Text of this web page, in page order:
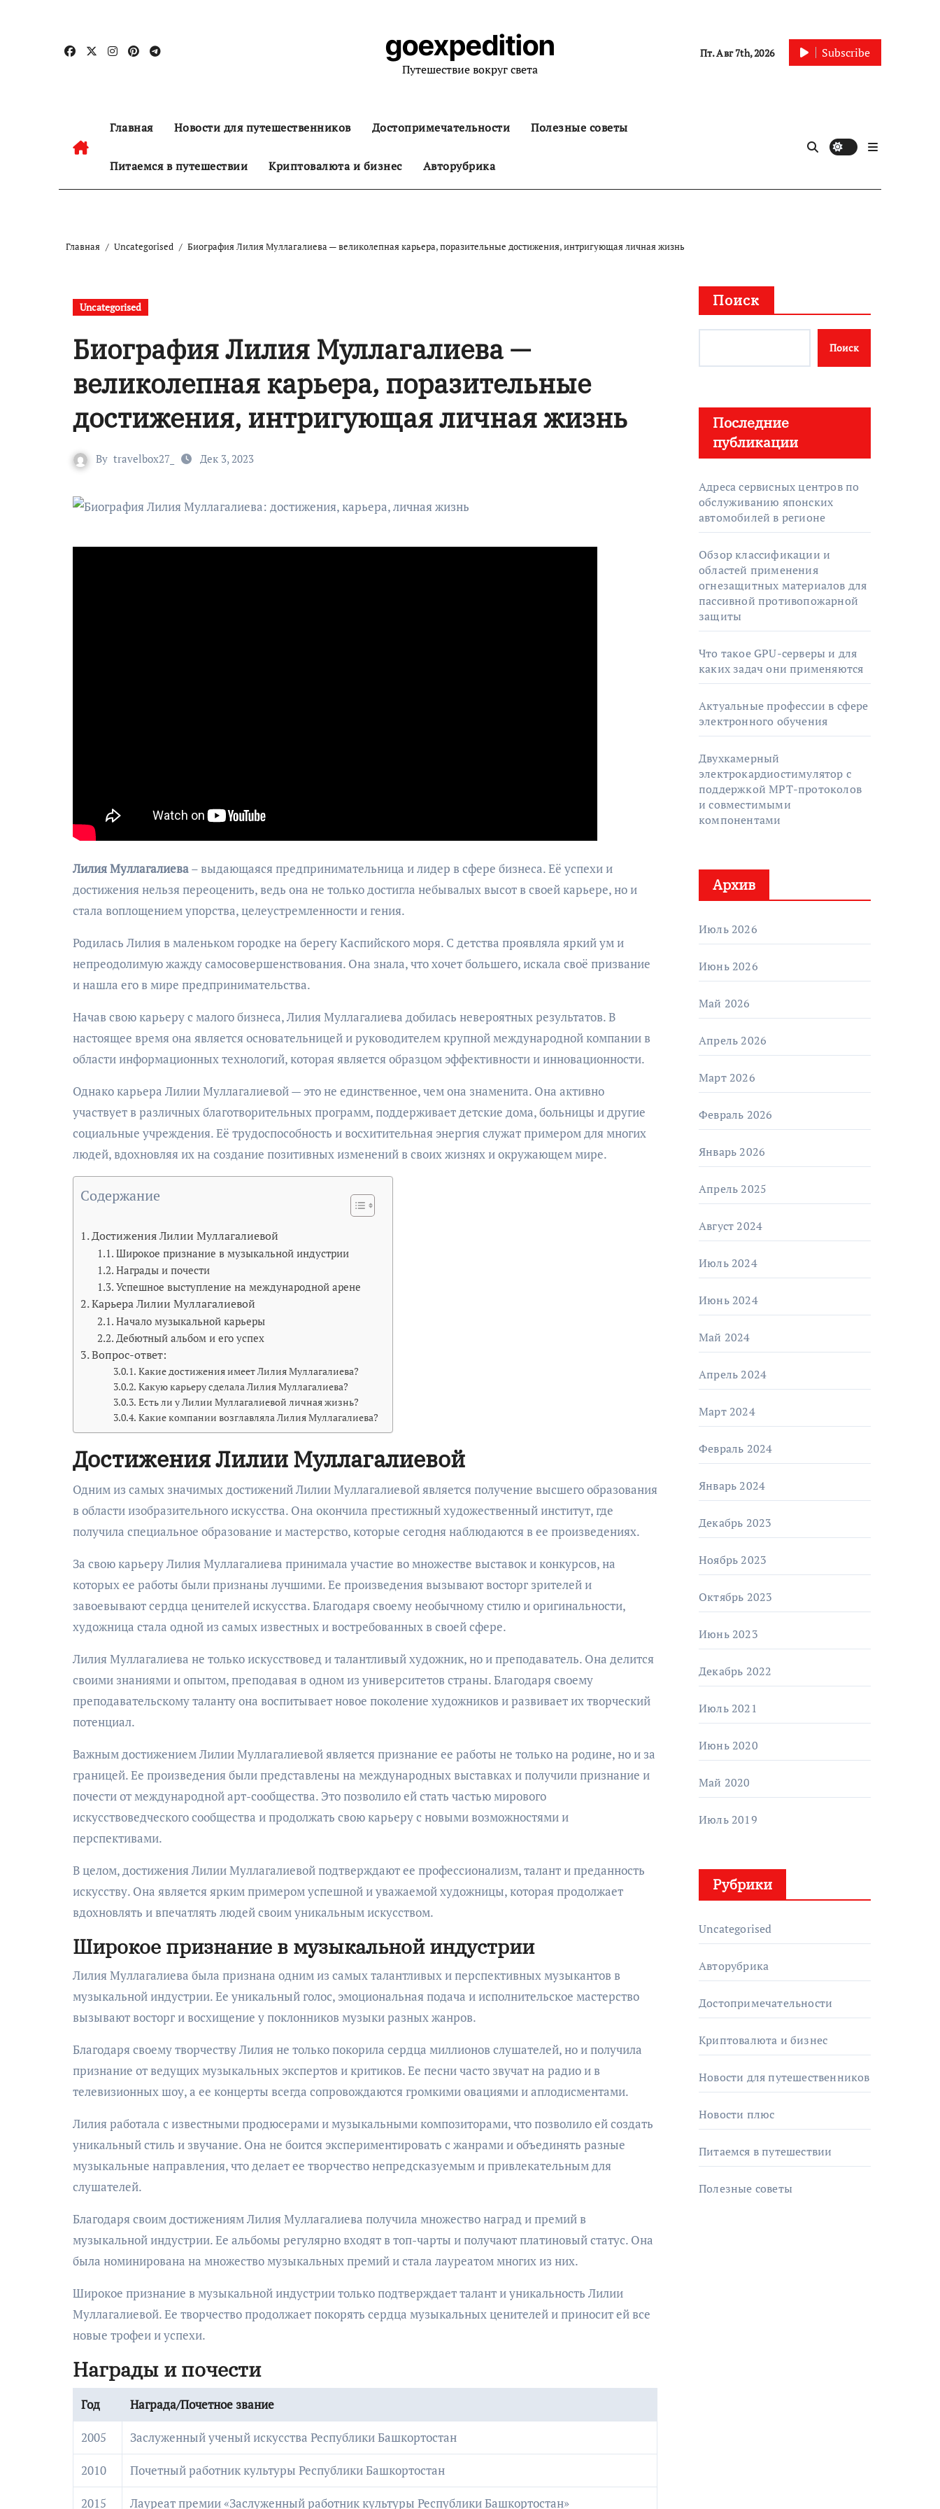
содержанию
goexpedition
Путешествие вокруг света
Пт. Авг 7th, 2026 Subscribe
Главная Новости для путешественников Достопримечательности Полезные советы
Питаемся в путешествии Криптовалюта и бизнес Авторубрика
Главная Uncategorised Биография Лилия Муллагалиева — великолепная карьера, поразительные достижения, интригующая личная жизнь
Uncategorised
Биография Лилия Муллагалиева —
великолепная карьера, поразительные
достижения, интригующая личная жизнь
By travelbox27_ Дек 3, 2023
Лилия Муллагалиева– выдающаяся предпринимательница и лидер в сфере бизнеса. Её успехи и
достижения нельзя переоценить, ведь она не только достигла небывалых высот в своей карьере, но и
стала воплощением упорства, целеустремленности и гения.
Родилась Лилия в маленьком городке на берегу Каспийского моря. С детства проявляла яркий ум и
непреодолимую жажду самосовершенствования. Она знала, что хочет большего, искала своё призвание
и нашла его в мире предпринимательства.
Начав свою карьеру с малого бизнеса, Лилия Муллагалиева добилась невероятных результатов. В
настоящее время она является основательницей и руководителем крупной международной компании в
области информационных технологий, которая является образцом эффективности и инновационности.
Однако карьера Лилии Муллагалиевой — это не единственное, чем она знаменита. Она активно
участвует в различных благотворительных программ, поддерживает детские дома, больницы и другие
социальные учреждения. Её трудоспособность и восхитительная энергия служат примером для многих
людей, вдохновляя их на создание позитивных изменений в своих жизнях и окружающем мире.
Содержание
Достижения Лилии Муллагалиевой
Широкое признание в музыкальной индустрии
Награды и почести
Успешное выступление на международной арене
Карьера Лилии Муллагалиевой
Начало музыкальной карьеры
Дебютный альбом и его успех
Вопрос-ответ:
Какие достижения имеет Лилия Муллагалиева?
Какую карьеру сделала Лилия Муллагалиева?
Есть ли у Лилии Муллагалиевой личная жизнь?
Какие компании возглавляла Лилия Муллагалиева?
Достижения Лилии Муллагалиевой
Одним из самых значимых достижений Лилии Муллагалиевой является получение высшего образования
в области изобразительного искусства. Она окончила престижный художественный институт, где
получила специальное образование и мастерство, которые сегодня наблюдаются в ее произведениях.
За свою карьеру Лилия Муллагалиева принимала участие во множестве выставок и конкурсов, на
которых ее работы были признаны лучшими. Ее произведения вызывают восторг зрителей и
завоевывают сердца ценителей искусства. Благодаря своему необычному стилю и оригинальности,
художница стала одной из самых известных и востребованных в своей сфере.
Лилия Муллагалиева не только искусствовед и талантливый художник, но и преподаватель. Она делится
своими знаниями и опытом, преподавая в одном из университетов страны. Благодаря своему
преподавательскому таланту она воспитывает новое поколение художников и развивает их творческий
потенциал.
Важным достижением Лилии Муллагалиевой является признание ее работы не только на родине, но и за
границей. Ее произведения были представлены на международных выставках и получили признание и
почести от международной арт-сообщества. Это позволило ей стать частью мирового
искусствоведческого сообщества и продолжать свою карьеру с новыми возможностями и
перспективами.
В целом, достижения Лилии Муллагалиевой подтверждают ее профессионализм, талант и преданность
искусству. Она является ярким примером успешной и уважаемой художницы, которая продолжает
вдохновлять и впечатлять людей своим уникальным искусством.
Широкое признание в музыкальной индустрии
Лилия Муллагалиева была признана одним из самых талантливых и перспективных музыкантов в
музыкальной индустрии. Ее уникальный голос, эмоциональная подача и исполнительское мастерство
вызывают восторг и восхищение у поклонников музыки разных жанров.
Благодаря своему творчеству Лилия не только покорила сердца миллионов слушателей, но и получила
признание от ведущих музыкальных экспертов и критиков. Ее песни часто звучат на радио и в
телевизионных шоу, а ее концерты всегда сопровождаются громкими овациями и аплодисментами.
Лилия работала с известными продюсерами и музыкальными композиторами, что позволило ей создать
уникальный стиль и звучание. Она не боится экспериментировать с жанрами и объединять разные
музыкальные направления, что делает ее творчество непредсказуемым и привлекательным для
слушателей.
Благодаря своим достижениям Лилия Муллагалиева получила множество наград и премий в
музыкальной индустрии. Ее альбомы регулярно входят в топ-чарты и получают платиновый статус. Она
была номинирована на множество музыкальных премий и стала лауреатом многих из них.
Широкое признание в музыкальной индустрии только подтверждает талант и уникальность Лилии
Муллагалиевой. Ее творчество продолжает покорять сердца музыкальных ценителей и приносит ей все
новые трофеи и успехи.
Награды и почести
Год Награда/Почетное звание
2005 Заслуженный ученый искусства Республики Башкортостан
2010 Почетный работник культуры Республики Башкортостан
2015 Лауреат премии «Заслуженный работник культуры Республики Башкортостан»
Поиск
Поиск
Последние
публикации
Адреса сервисных центров по
обслуживанию японских
автомобилей в регионе
Обзор классификации и
областей применения
огнезащитных материалов для
пассивной противопожарной
защиты
Что такое GPU-серверы и для
каких задач они применяются
Актуальные профессии в сфере
электронного обучения
Двухкамерный
электрокардиостимулятор с
поддержкой МРТ-протоколов
и совместимыми
компонентами
Архив
Июль 2026
Июнь 2026
Май 2026
Апрель 2026
Март 2026
Февраль 2026
Январь 2026
Апрель 2025
Август 2024
Июль 2024
Июнь 2024
Май 2024
Апрель 2024
Март 2024
Февраль 2024
Январь 2024
Декабрь 2023
Ноябрь 2023
Октябрь 2023
Июнь 2023
Декабрь 2022
Июль 2021
Июнь 2020
Май 2020
Июль 2019
Рубрики
Uncategorised
Авторубрика
Достопримечательности
Криптовалюта и бизнес
Новости для путешественников
Новости плюс
Питаемся в путешествии
Полезные советы